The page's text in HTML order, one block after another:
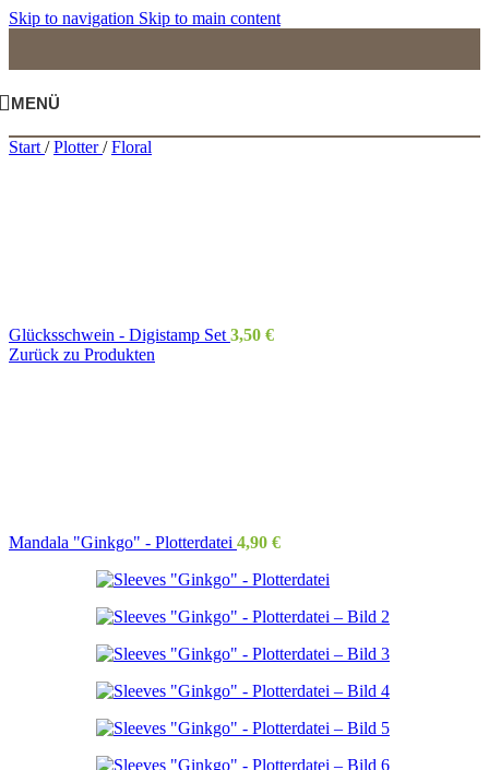
Skip to navigation Skip to main content
MENÜ
Start / Plotter/ Floral
Glücksschwein - Digistamp Set 3,50 €
Zurück zu Produkten
Mandala "Ginkgo" - Plotterdatei 4,90 €